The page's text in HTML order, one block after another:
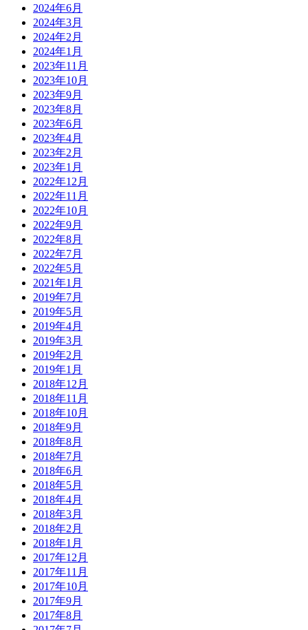
2024年6月
2024年3月
2024年2月
2024年1月
2023年11月
2023年10月
2023年9月
2023年8月
2023年6月
2023年4月
2023年2月
2023年1月
2022年12月
2022年11月
2022年10月
2022年9月
2022年8月
2022年7月
2022年5月
2021年1月
2019年7月
2019年5月
2019年4月
2019年3月
2019年2月
2019年1月
2018年12月
2018年11月
2018年10月
2018年9月
2018年8月
2018年7月
2018年6月
2018年5月
2018年4月
2018年3月
2018年2月
2018年1月
2017年12月
2017年11月
2017年10月
2017年9月
2017年8月